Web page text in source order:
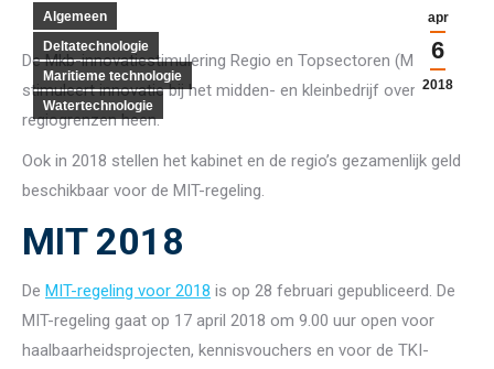
apr
6
2018
Algemeen
Deltatechnologie
Maritieme technologie
Watertechnologie
De Mkb-innovatiestimulering Regio en Topsectoren (MIT)
stimuleert innovatie bij het midden- en kleinbedrijf over
regiogrenzen heen.
Ook in 2018 stellen het kabinet en de regio’s gezamenlijk geld
beschikbaar voor de MIT-regeling.
MIT 2018
De MIT-regeling voor 2018 is op 28 februari gepubliceerd. De
MIT-regeling gaat op 17 april 2018 om 9.00 uur open voor
haalbaarheidsprojecten, kennisvouchers en voor de TKI-